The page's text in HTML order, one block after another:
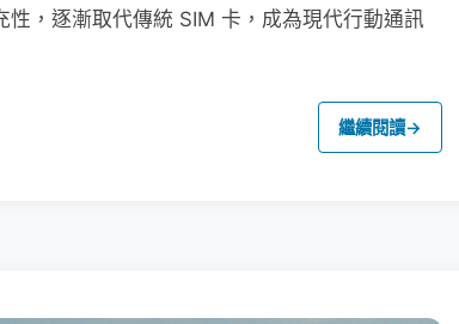
，逐漸取代傳統 SIM 卡，成為現代行動通訊
繼續閱讀→